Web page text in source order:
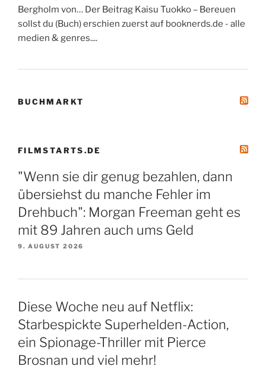
Bergholm von… Der Beitrag Kaisu Tuokko – Bereuen
sollst du (Buch) erschien zuerst auf booknerds.de - alle
medien & genres....
BUCHMARKT
FILMSTARTS.DE
"Wenn sie dir genug bezahlen, dann
übersiehst du manche Fehler im
Drehbuch": Morgan Freeman geht es
mit 89 Jahren auch ums Geld
9. AUGUST 2026
Diese Woche neu auf Netflix:
Starbespickte Superhelden-Action,
ein Spionage-Thriller mit Pierce
Brosnan und viel mehr!